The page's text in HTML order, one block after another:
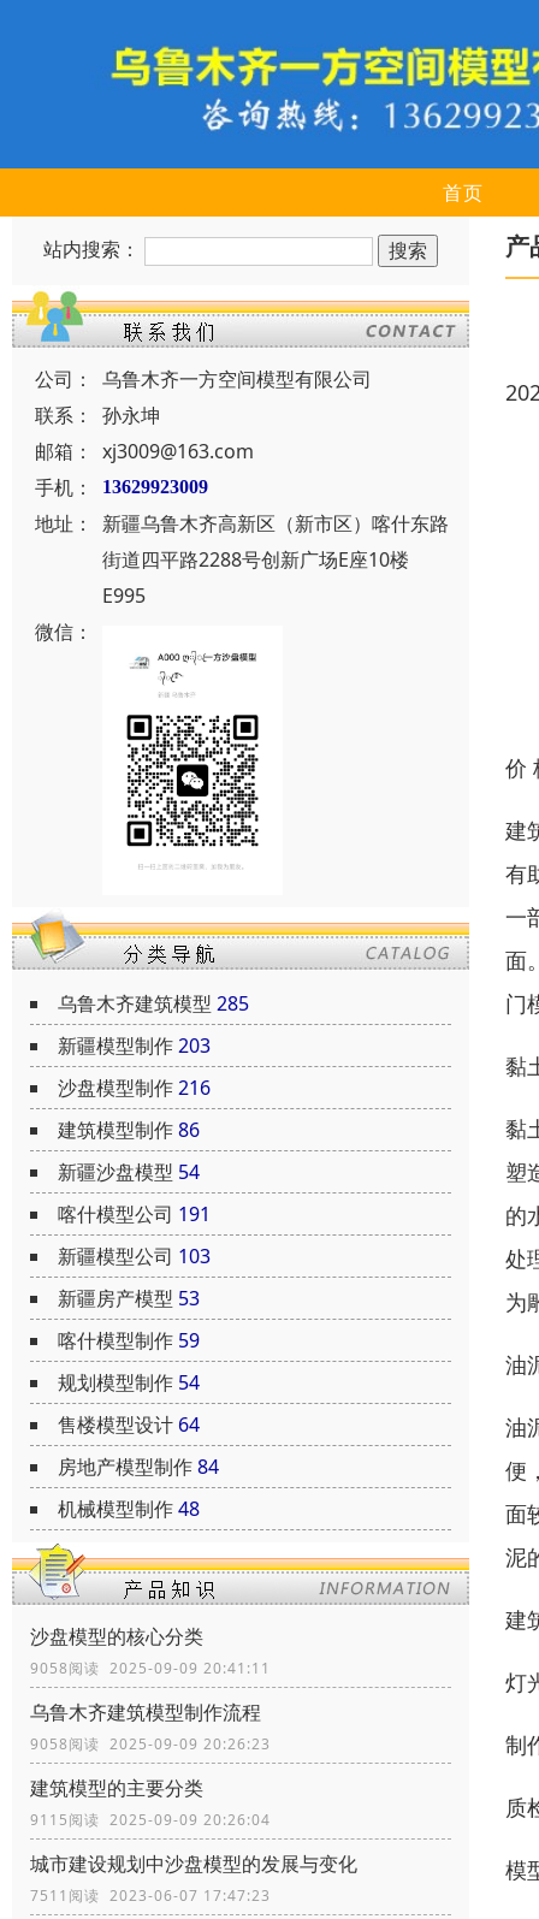
首页
站内搜索：
公司：
乌鲁木齐一方空间模型有限公司
联系：
孙永坤
邮箱：
xj3009@163.com
手机：
13629923009
地址：
新疆乌鲁木齐高新区（新市区）喀什东路
街道四平路2288号创新广场E座10楼
E995
微信：
乌鲁木齐建筑模型 285
新疆模型制作203
沙盘模型制作216
建筑模型制作86
新疆沙盘模型 54
喀什模型公司 191
新疆模型公司 103
新疆房产模型 53
喀什模型制作 59
规划模型制作 54
售楼模型设计 64
房地产模型制作84
机械模型制作48
沙盘模型的核心分类
9058阅读 2025-09-09 20:41:11
乌鲁木齐建筑模型制作流程
9058阅读 2025-09-09 20:26:23
建筑模型的主要分类
9115阅读 2025-09-09 20:26:04
城市建设规划中沙盘模型的发展与变化
7511阅读 2023-06-07 17:47:23
产
价
建
有
一
面
门
黏
黏
塑
的
处
为
油
油
便
面
泥
建
灯
制
质
模